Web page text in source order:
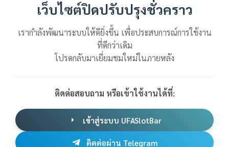
เว็บไซต์ปิดปรับปรุงชั่วคราว
เรากำลังพัฒนาระบบให้ดียิ่งขึ้น เพื่อประสบการณ์การใช้งาน
ที่ดีกว่าเดิม
โปรดกลับมาเยี่ยมชมใหม่ในภายหลัง
ติดต่อสอบถาม หรือเข้าใช้งานได้ที่:
เข้าสู่ระบบ UFASlotBar
ติดต่อผ่าน Telegram